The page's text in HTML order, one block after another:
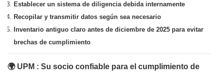
Establecer un sistema de diligencia debida internamente
Recopilar y transmitir datos según sea necesario
Inventario antiguo claro antes de diciembre de 2025 para evitar
brechas de cumplimiento
🌍 UPM : Su socio confiable para el cumplimiento de